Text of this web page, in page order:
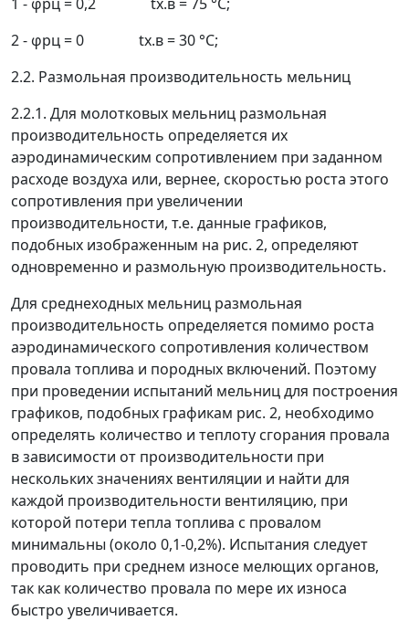
2 - φрц= 0 tх.в= 30 °С;
2.2. Размольная производительность мельниц
2.2.1. Для молотковых мельниц размольная
производительность определяется их
аэродинамическим сопротивлением при заданном
расходе воздуха или, вернее, скоростью роста этого
сопротивления при увеличении
производительности, т.е. данные графиков,
подобных изображенным на рис. 2, определяют
одновременно и размольную производительность.
Для среднеходных мельниц размольная
производительность определяется помимо роста
аэродинамического сопротивления количеством
провала топлива и породных включений. Поэтому
при проведении испытаний мельниц для построения
графиков, подобных графикам рис. 2, необходимо
определять количество и теплоту сгорания провала
в зависимости от производительности при
нескольких значениях вентиляции и найти для
каждой производительности вентиляцию, при
которой потери тепла топлива с провалом
минимальны (около 0,1-0,2%). Испытания следует
проводить при среднем износе мелющих органов,
так как количество провала по мере их износа
быстро увеличивается.